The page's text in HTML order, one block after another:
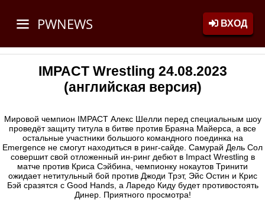
PWNEWS ВХОД
IMPACT Wrestling 24.08.2023
(английская версия)
Мировой чемпион IMPACT Алекс Шелли перед специальным шоу
проведёт защиту титула в битве против Браяна Майерса, а все
остальные участники большого командного поединка на
Emergence не смогут находиться в ринг-сайде. Самурай Дель Сол
совершит свой отложенный ин-ринг дебют в Impact Wrestling в
матче против Криса Сэйбина, чемпионку нокаутов Тринити
ожидает нетитульный бой против Джоди Трэт, Эйс Остин и Крис
Бэй сразятся с Good Hands, а Ларедо Киду будет противостоять
Динер. Приятного просмотра!